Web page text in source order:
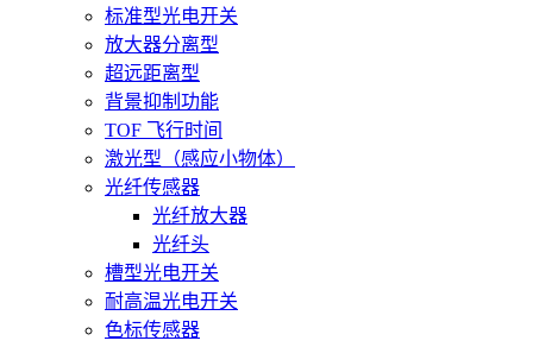
标准型光电开关
放大器分离型
超远距离型
背景抑制功能
TOF 飞行时间
激光型（感应小物体）
光纤传感器
光纤放大器
光纤头
槽型光电开关
耐高温光电开关
色标传感器